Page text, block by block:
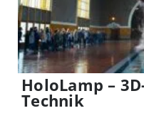
HoloLamp –
Technik